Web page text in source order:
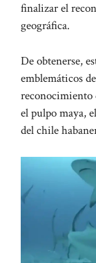
finalizar el
geográfica.
De obtenerse,
emblemáticos
reconocimiento
el pulpo maya,
del chile